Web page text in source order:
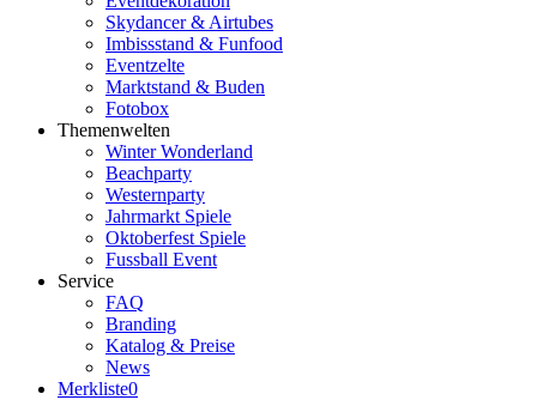
Skydancer & Airtubes
Imbissstand & Funfood
Eventzelte
Marktstand & Buden
Fotobox
Themenwelten
Winter Wonderland
Beachparty
Westernparty
Jahrmarkt Spiele
Oktoberfest Spiele
Fussball Event
Service
FAQ
Branding
Katalog & Preise
News
Merkliste0